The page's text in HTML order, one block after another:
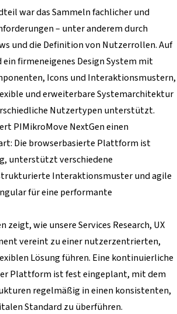
war das Sammeln fachlicher und
– unter anderem durch
und die Definition von Nutzerrollen. Auf
firmeneigenes Design System mit
Icons und Interaktionsmustern,
und erweiterbare Systemarchitektur
Nutzertypen unterstützt.
PIMikroMove NextGen einen
Die browserbasierte Plattform ist
unterstützt verschiedene
Interaktionsmuster und agile
für eine performante
zeigt, wie unsere Services Research, UX
vereint zu einer nutzerzentrierten,
Lösung führen. Eine kontinuierliche
Plattform ist fest eingeplant, mit dem
regelmäßig in einen konsistenten,
Standard zu überführen.